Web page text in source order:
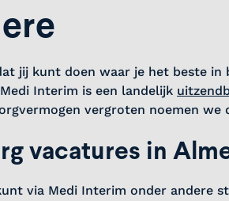
jij kunt doen waar je het beste
Interim is een landelijk
vergroten noemen we
vacatures in
via Medi Interim onder andere